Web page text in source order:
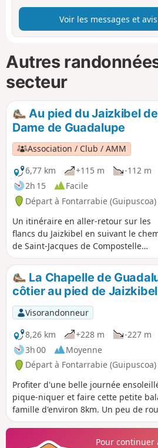
Voir les messages et
Autres
secteur
Au pied du Jaizkibel
Dame de Guadalupe
Association / Club / AMM
6,77 km
+115 m
-112 m
2h 15
Facile
Départ à Fontarrabie (Guipuscoa)
Un itinéraire en aller-retour sur les
flancs du Jaizkibel en suivant le
de Saint-Jacques de Compostelle
nommé ici "Camino del Norte". Le
de retournement de cet itinéraire a
déterminé pour faire une sortie
d'environ deux heures.
La Chapelle de
côtier au pied de Jaizkibel
Visorandonneur
8,26 km
+228 m
-227 m
3h 00
Moyenne
Départ à Fontarrabie (Guipuscoa)
Profiter d'une belle journée
pique-niquer et faire cette petite
famille d'environ 8km. Un peu de
très peu de circulation automobile,
Pour continuer